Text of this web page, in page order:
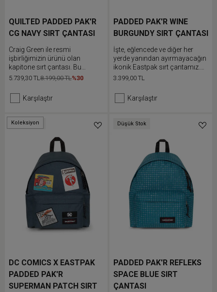
QUILTED PADDED PAK'R
CG NAVY SIRT ÇANTASI
Craig Green ile resmi
işbirliğimizin ürünü olan
kapitone sırt çantası. Bu
dolgulu sırt çantasının
sapı taşıma kolaylığı sağlar,
elektronik cihazların için dahili
vardır ve ayarlanabilir omuz
askıları konfor sunar.
5.739,30 TL8.199,00 TL%30
Karşılaştır
PADDED PAK'R WINE
BURGUNDY SIRT ÇANTASI
İşte, eğlencede ve diğer her
yerde yanından ayırmayacağın
ikonik Eastpak sırt çantamız.
Eşyalarını ön cebine yerleştir ve
edeceğin şekilde ayarla.
3.399,00 TL
Karşılaştır
Düşük Stok
Koleksiyon
DC COMICS X EASTPAK
PADDED PAK'R
SUPERMAN PATCH SIRT
Düşük Stok
PADDED PAK'R REFLEKS
SPACE BLUE SIRT
ÇANTASI